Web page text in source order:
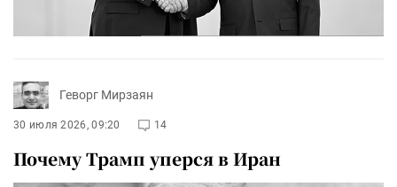
Геворг Мирзаян
30 июля 2026, 09:20 14
Почему Трамп уперся в Иран